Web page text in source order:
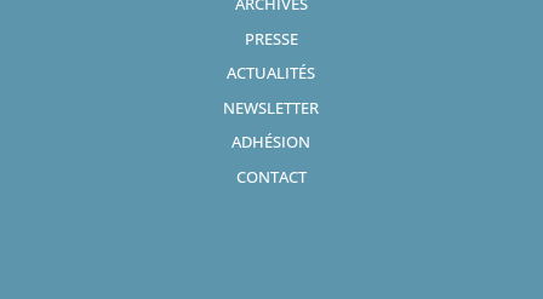
PRESSE
ACTUALITÉS
NEWSLETTER
ADHÉSION
CONTACT